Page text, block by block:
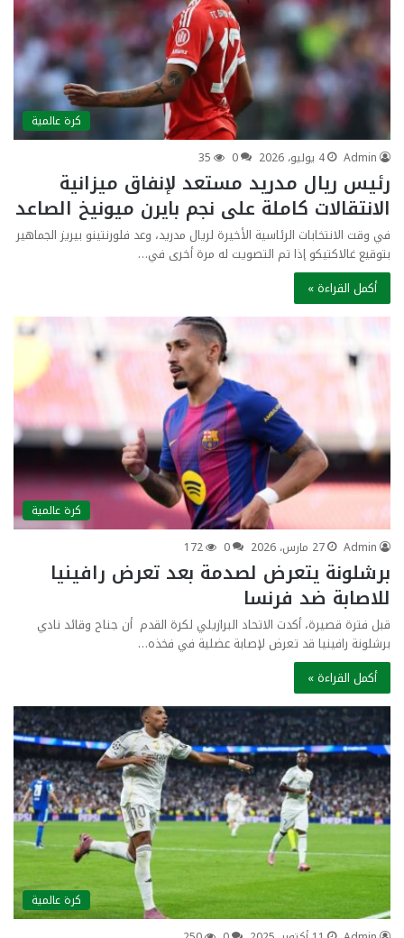
كرة عالمية
Admin
4 يوليو، 2026 0
35
رئيس ريال مدريد مستعد لإنفاق ميزانية
الانتقالات كاملة على نجم بايرن ميونيخ الصاعد
في وقت الانتخابات الرئاسية الأخيرة لريال مدريد، وعد فلورنتينو بيريز الجماهير
بتوقيع غالاكتيكو إذا تم التصويت له مرة أخرى في…
أكمل القراءة »
كرة عالمية
Admin
27 مارس، 2026 0
172
برشلونة يتعرض لصدمة بعد تعرض رافينيا
للاصابة ضد فرنسا
قبل فترة قصيرة، أكدت الاتحاد البرازيلي لكرة القدم أن جناح وقائد نادي
برشلونة رافينيا قد تعرض لإصابة عضلية في فخذه…
أكمل القراءة »
كرة عالمية